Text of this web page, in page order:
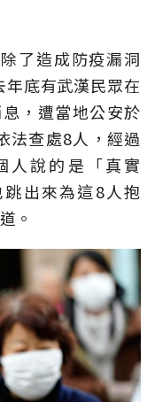
了造成防疫漏洞
底有武漢民眾在
，遭當地公安於
法查處8人，經過
人說的是「真實
出來為這8人抱
。